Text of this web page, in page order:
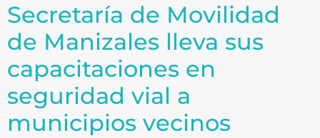
Secretaría de Movilidad
de Manizales lleva sus
capacitaciones en
seguridad vial a
municipios vecinos